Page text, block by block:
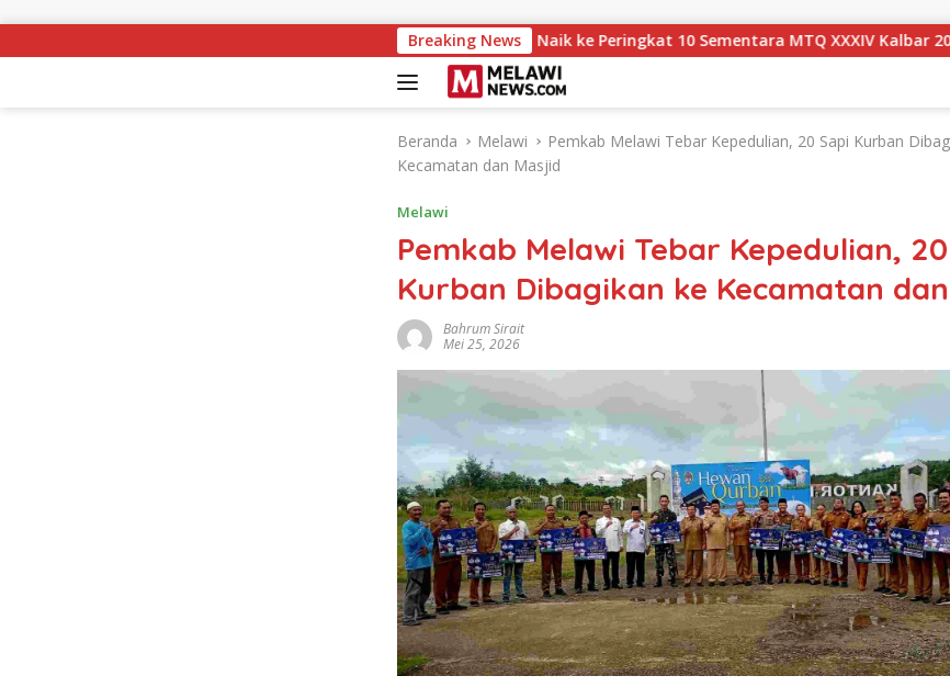
Breaking News
Melawi Naik ke Peringkat 10 Sementara MTQ XXXIV Kalbar 2026,
Beranda Melawi
Pemkab Melawi Tebar Kepedulian, 20 Sapi Kurban
Kecamatan dan Masjid
Melawi
Pemkab Melawi Tebar Kepedulian,
Kurban Dibagikan ke Kecamatan
Bahrum Sirait
Mei 25, 2026